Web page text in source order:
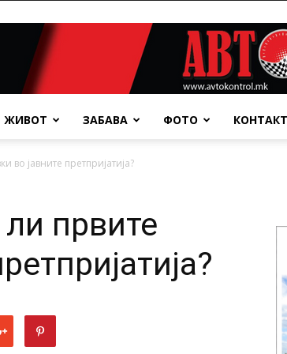
ЖИВОТ ЗАБАВА ФОТО КОНТАКТ
во јавните претпријатија?
првите